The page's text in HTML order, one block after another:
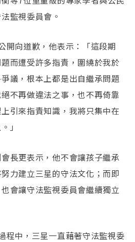
監視委員會。
開向道歉，他表示：「這段期
而遭受許多指責，圍繞於我於
議，根本上都是出自繼承問題
不再做違法之事，也不再倚靠
引來指責知識，我將只集中在
」
長更表示，他不會讓孩子繼承
力建立三星的守法文化；而即
會讓守法監視委員會繼續獨立
程中，三星一直藉著守法監視委